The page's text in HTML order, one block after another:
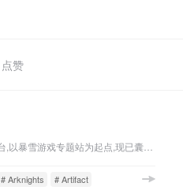
点赞
# Arknights # Artifact